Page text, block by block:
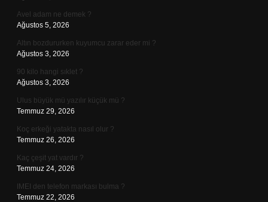
Avel adam ne demek ?
Ağustos 5, 2026
Altın bozdururken kuyumcu zarar eder mi ?
Ağustos 3, 2026
90 kilo hangi sıklet ?
Ağustos 3, 2026
Ulus büyük mü yazılır küçük mü ?
Temmuz 29, 2026
Koç erkeği yatakta nasıl olur ?
Temmuz 26, 2026
Kaç çeşit yat vardır ?
Temmuz 24, 2026
IMEI den telefon markası bulma ?
Temmuz 22, 2026